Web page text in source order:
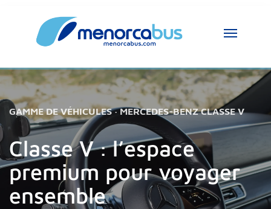
GAMME DE VÉHICULES · MERCEDES-BENZ CLASSE V
Classe V : l’espace
premium pour voyager
ensemble
Assistant MenorcaBus
MenorcaBus Assistant
Bonjour, je suis l’assistant MenorcaBus.
Comment puis-je vous aider ?